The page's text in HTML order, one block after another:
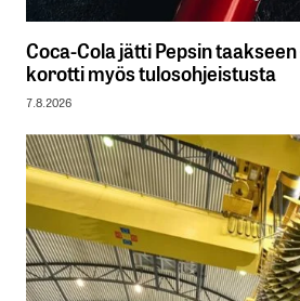
Coca-Cola jätti Pepsin
korotti myös tulosohjeistusta
7.8.2026